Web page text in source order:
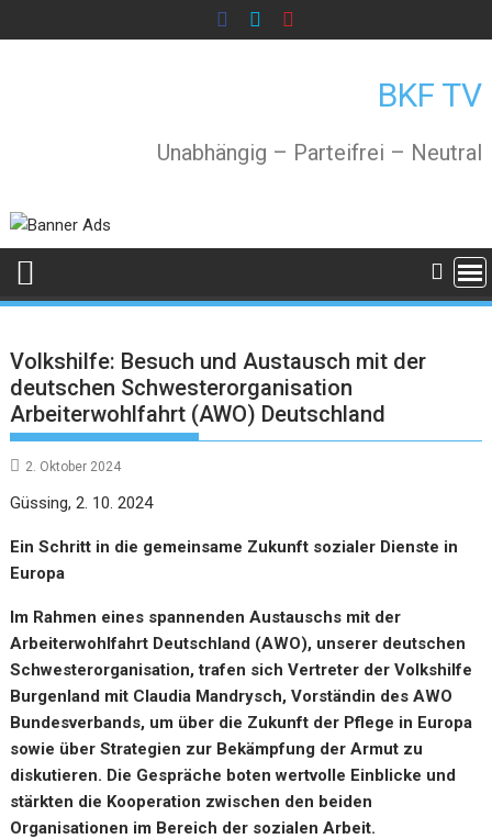
to
BKF TV
Unabhängig – Parteifrei – Neutral
Volkshilfe: Besuch und Austausch mit der
deutschen Schwesterorganisation
Arbeiterwohlfahrt (AWO) Deutschland
2. Oktober 2024
Güssing, 2. 10. 2024
Ein Schritt in die gemeinsame Zukunft sozialer Dienste in
Europa
Im Rahmen eines spannenden Austauschs mit der
Arbeiterwohlfahrt Deutschland (AWO), unserer deutschen
Schwesterorganisation, trafen sich Vertreter der Volkshilfe
Burgenland mit Claudia Mandrysch, Vorständin des AWO
Bundesverbands, um über die Zukunft der Pflege in Europa
sowie über Strategien zur Bekämpfung der Armut zu
diskutieren. Die Gespräche boten wertvolle Einblicke und
stärkten die Kooperation zwischen den beiden
Organisationen im Bereich der sozialen Arbeit.